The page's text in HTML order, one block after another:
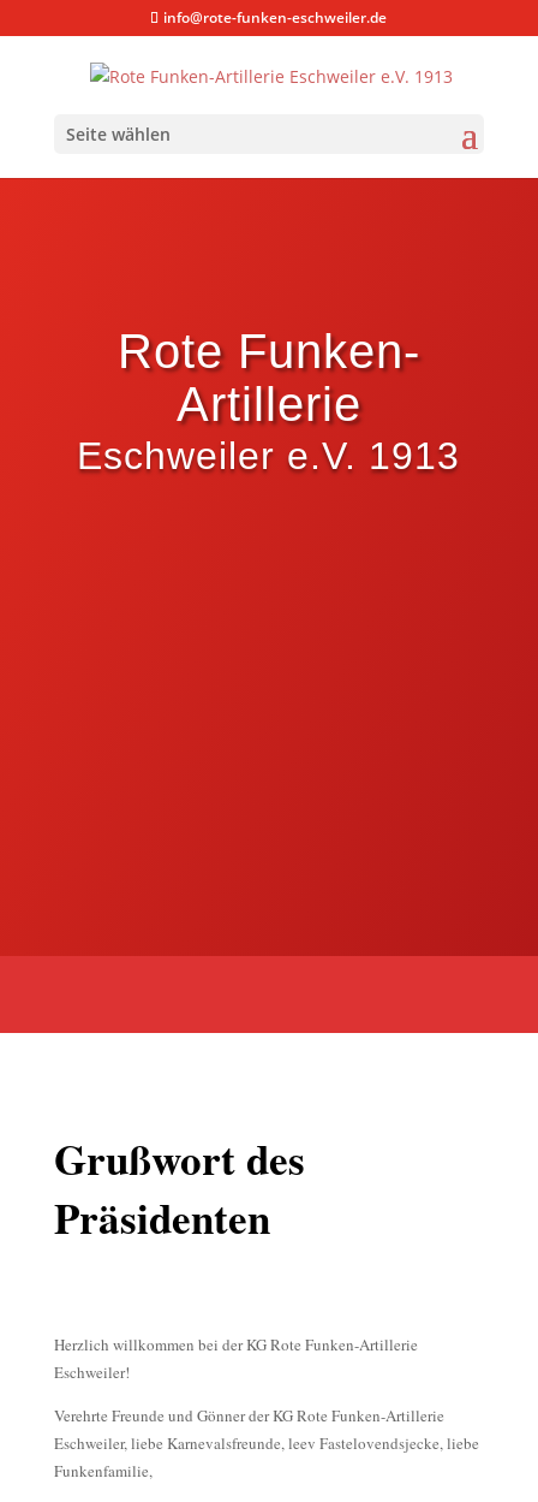
info@rote-funken-eschweiler.de
Seite wählen
Rote Funken-
Artillerie
Eschweiler e.V. 1913
Grußwort des
Präsidenten
Herzlich willkommen bei der KG Rote Funken-Artillerie
Eschweiler!
Verehrte Freunde und Gönner der KG Rote Funken-Artillerie
Eschweiler, liebe Karnevalsfreunde,leev Fastelovendsjecke, liebe
Funkenfamilie,